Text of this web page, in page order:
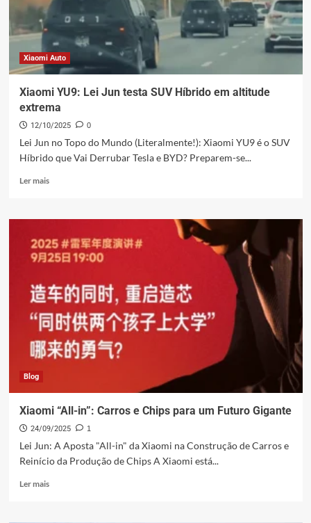
Xiaomi Auto
Xiaomi YU9: Lei Jun testa SUV Híbrido em altitude
extrema
12/10/2025 0
Lei Jun no Topo do Mundo (Literalmente!): Xiaomi YU9 é o SUV
Híbrido que Vai Derrubar Tesla e BYD? Preparem-se...
Ler maisLeia
Xiaomi
Lei
Jun
SUV
Híbrido
em
altitude
extrema
Blog
Xiaomi “All-in”: Carros e Chips para um Futuro Gigante
24/09/2025 1
Lei Jun: A Aposta "All-in" da Xiaomi na Construção de Carros e
Reinício da Produção de Chips A Xiaomi está...
Ler maisLeia